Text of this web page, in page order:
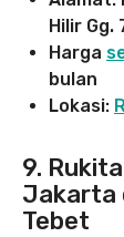
Hilir Gg.
Harga
bulan
Lokasi:
9.
Jakarta
Tebet